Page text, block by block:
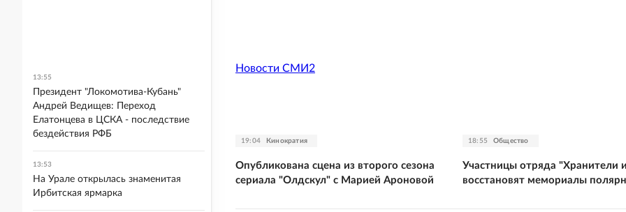
Новости СМИ2
19:04 Кинократия
Опубликована сцена из второго сезона
сериала "Олдскул" с Марией Ароновой
18:55 Общество
Участницы отряда "Хранители
восстановят мемориалы
13:55
Президент "Локомотива-Кубань"
Андрей Ведищев: Переход
Елатонцева в ЦСКА - последствие
бездействия РФБ
13:53
На Урале открылась знаменитая
Ирбитская ярмарка